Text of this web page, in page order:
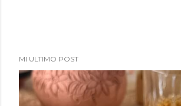
MI ULTIMO POST